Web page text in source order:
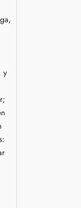
y